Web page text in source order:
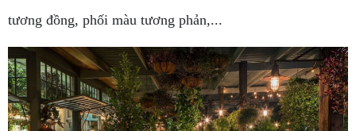
tương đồng, phối màu tương phản,...